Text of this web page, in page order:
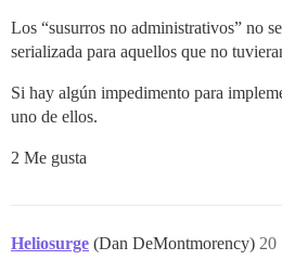
Los “susurros no administrativos” no
serializada para aquellos que no
Si hay algún impedimento para
uno de ellos.
2 Me gusta
Heliosurge (Dan DeMontmorency) 20